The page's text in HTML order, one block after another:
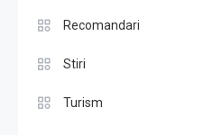
Recomandari
Stiri
Turism